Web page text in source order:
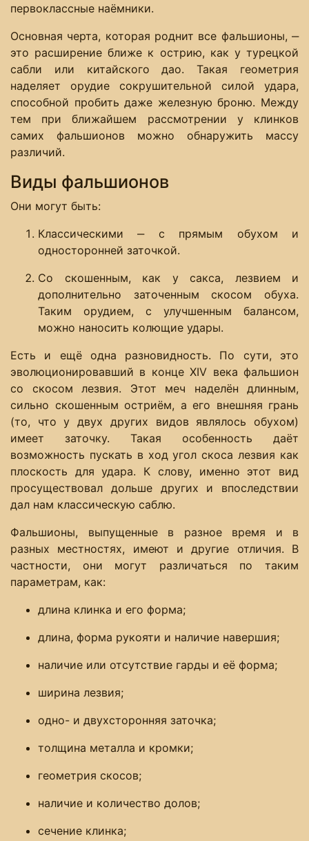
первоклассные наёмники.
Основная черта, которая роднит все фальшионы, ‒
это расширение ближе к острию, как у турецкой
сабли или китайского дао. Такая геометрия
наделяет орудие сокрушительной силой удара,
способной пробить даже железную броню. Между
тем при ближайшем рассмотрении у клинков
самих фальшионов можно обнаружить массу
различий.
Виды фальшионов
Они могут быть:
Классическими ‒ с прямым обухом и
односторонней заточкой.
Со скошенным, как у сакса, лезвием и
дополнительно заточенным скосом обуха.
Таким орудием, с улучшенным балансом,
можно наносить колющие удары.
Есть и ещё одна разновидность. По сути, это
эволюционировавший в конце XIV века фальшион
со скосом лезвия. Этот меч наделён длинным,
сильно скошенным остриём, а его внешняя грань
(то, что у двух других видов являлось обухом)
имеет заточку. Такая особенность даёт
возможность пускать в ход угол скоса лезвия как
плоскость для удара. К слову, именно этот вид
просуществовал дольше других и впоследствии
дал нам классическую саблю.
Фальшионы, выпущенные в разное время и в
разных местностях, имеют и другие отличия. В
частности, они могут различаться по таким
параметрам, как:
длина клинка и его форма;
длина, форма рукояти и наличие навершия;
наличие или отсутствие гарды и её форма;
ширина лезвия;
одно- и двухсторонняя заточка;
толщина металла и кромки;
геометрия скосов;
наличие и количество долов;
сечение клинка;